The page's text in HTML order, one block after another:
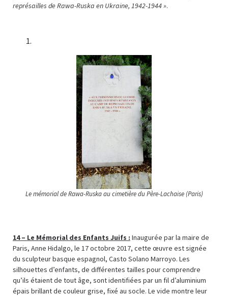
représailles de Rawa-Ruska en Ukraine, 1942-1944 ».
Le mémorial de Rawa-Ruska au cimetière du Père-Lachaise (Paris)
14 – Le Mémorial des Enfants Juifs : Inaugurée par la maire de
Paris, Anne Hidalgo, le 17 octobre 2017, cette œuvre est signée
du sculpteur basque espagnol, Casto Solano Marroyo. Les
silhouettes d’enfants, de différentes tailles pour comprendre
qu’ils étaient de tout âge, sont identifiées par un fil d’aluminium
épais brillant de couleur grise, fixé au socle. Le vide montre leur